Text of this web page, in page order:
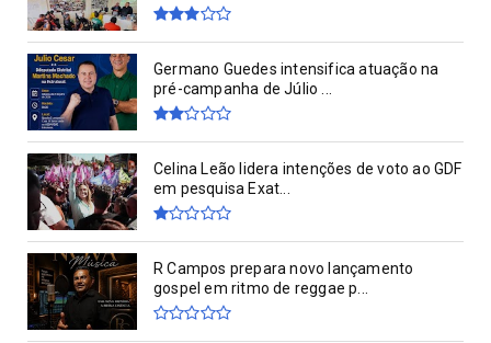
Germano Guedes intensifica atuação na
pré-campanha de Júlio ...
Celina Leão lidera intenções de voto ao GDF
em pesquisa Exat...
R Campos prepara novo lançamento
gospel em ritmo de reggae p...